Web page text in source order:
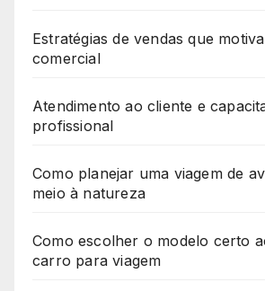
Estratégias de vendas que
comercial
Atendimento ao cliente e
profissional
Como planejar uma viagem de
meio à natureza
Como escolher o modelo certo
carro para viagem